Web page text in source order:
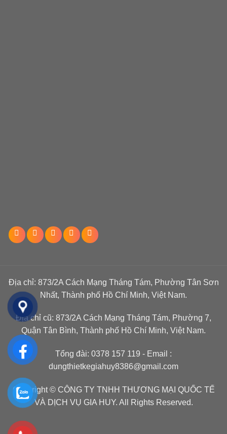
Địa chỉ: 873/2A Cách Mạng Tháng Tám, Phường Tân Sơn
Nhất, Thành phố Hồ Chí Minh, Việt Nam.
Địa chỉ cũ: 873/2A Cách Mạng Tháng Tám, Phường 7,
Quận Tân Bình, Thành phố Hồ Chí Minh, Việt Nam.
Tổng đài: 0378 157 119 - Email :
dungthietkegiahuy8386@gmail.com
Copyright © CÔNG TY TNHH THƯƠNG MẠI QUỐC TẾ
VÀ DỊCH VỤ GIA HUY. All Rights Reserved.